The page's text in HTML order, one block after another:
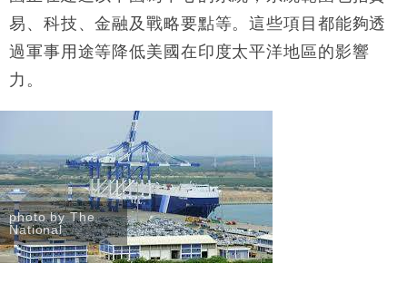
18:31
47仙
17:33
財經｜滙豐上調香港今年GDP預測至4.5% 看好貿易
損失近6900萬元
財經｜日經失守6.5萬點後回穩 全周仍升近2%
易、科技、金融及戰略要點等。這些項目都能夠透
過軍事用途等降低美國在印度太平洋地區的影響
力。
photo by The
National